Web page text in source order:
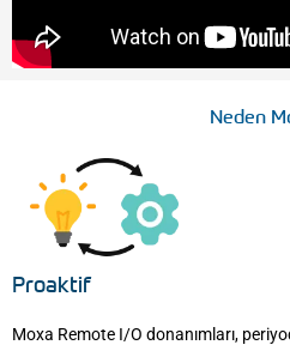
Neden
Proaktif
Moxa Remote I/O donanımları,